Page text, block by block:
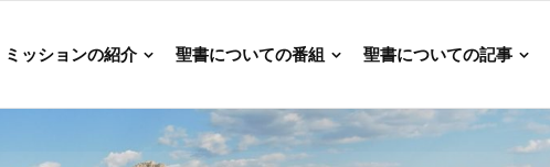
ミッションの紹介 聖書についての番組 聖書についての記事